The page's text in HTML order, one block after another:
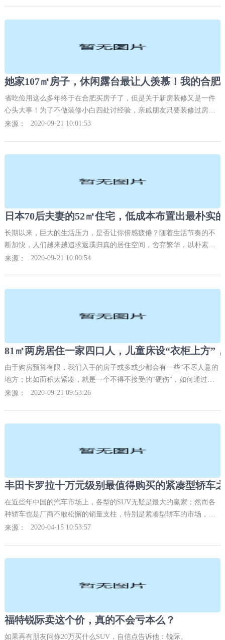
省吃俭用这么多年终于在合肥买房子了，但是关于新房装修又是一件
心头大事！为了不做装修小白四处讨经验，亲戚朋友只要装修过房子
的我全都问一遍，也没有称心的。直到看见老板家的这套房子才有了
来源： 2020-09-21 10:01:53
长期以来，巨大的生活压力，是否让你倍感疲倦？随着生活节奏的不
断加快，人们越来越追求返璞归真的居住空间，舍弃繁华，以朴素实
用为主，打造一个功能强大又兼顾实用朴素美学的家。而日式住宅就
来源： 2020-09-21 10:00:54
由于购房预算有限，我们入手的房子或多或少都会有一些“不尽人意的
地方；比如面积太紧凑，就是一个不得不接受的“硬伤”，如何通过合
理的装修手法结合自家的实际使用需求来设计布局全屋就显得至关重
来源： 2020-09-21 09:53:26
丰田卡罗拉十万元级别最值得购买的紧凑型轿车
在近些年中国的汽车市场上，各型的SUV无疑是最大的赢家；然而各
种轿车也是厂商不敢松懈的销量支柱，特别是紧凑型轿车的市场，依
旧也是一块很烫手的香饽饽。因为这个级别的的产品，和咱们老百姓
来源： 2020-04-15 10:53:57
福特锐际卖这个价，真的不会亏本么？
如果再有朋友问你20万买什么SUV，自信点告诉他：锐际。